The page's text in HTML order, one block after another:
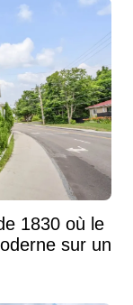
1830 où le
sur un